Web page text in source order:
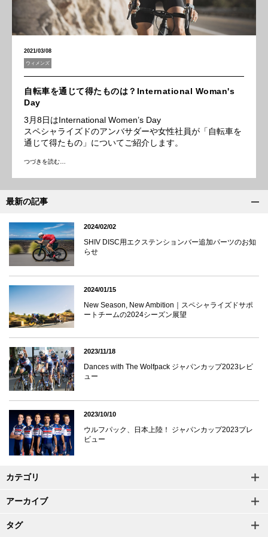
2021/03/08
ウィメンズ
自転車を通じて得たものは？International Woman's
Day
3月8日はInternational Women’s Day
スペシャライズドのアンバサダーや女性社員が「自転車を
通じて得たもの」についてご紹介します。
つづきを読む…
最新の記事
2024/02/02
SHIV DISC用エクステンションバー追加パーツのお知
らせ
2024/01/15
New Season, New Ambition｜スペシャライズドサポ
ートチームの2024シーズン展望
2023/11/18
Dances with The Wolfpack ジャパンカップ2023レビ
ュー
2023/10/10
ウルフパック、日本上陸！ ジャパンカップ2023プレ
ビュー
カテゴリ
アーカイブ
タグ